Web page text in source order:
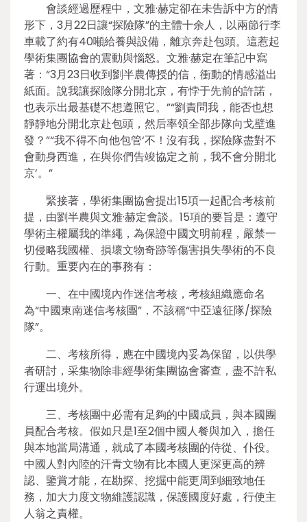
會談經過歷程中，文雅·赫定卻在未告訴中方的情
形下，3月22日讓“探險隊”的主體十余人，以兩節行李
車載了約有40噸給養與設備，離京奔赴包頭。這惹起
學術集團協會的震動與惱怒。文雅·赫定在筆記中寫
著：“3月23日收到劉半農傳授的信，衝動的情感溢出
紙面。說我讓探險隊分開北京，有悖于先前的許諾，
也表示出最基礎不想遵照它。”“劉責問我，能否也想
靜靜地分開北京赴包頭，然后率領全部步隊向戈壁進
發？”“我不得不向他包管‘不！沒有我，探險隊盡對不
會動身西進，在與你們告竣協定之前，我不會分開北
京’。”
緊接著，學術集團協會提出15項一起配合考核前
提，由劉半農與文雅·赫定會談。15項的要旨是：遵守
學術主權屬我的準繩，為保證中國文明前程，嚴禁一
切侵略我國權、損壞文物奇跡等傷害損失學術的不良
行動。重要內在的事務有：
一、在中國境內作迷信考核，考核組織應命名
為“中國東南迷信考核團”，不該稱“中亞遠征隊/探險
隊”。
二、考核所得，應在中國境內妥為保留，以供學
者研討，采集物除非經學術集團協會審查，盡不許私
行運出境外。
三、考核團中必需有足夠的中國成員，與本國團
員配合考核。假如只是1至2個中國人餐與加入，擔任
與本地當局溝通，就成了本國考核團的侍從、仆役。
中國人對內陸的汗青文物有比本國人更深更高的辨
認、鑒賞才能，在勘探、挖掘中能更周到細致地任
務，加大力度文物維護認識，保護國度好處，行使主
人翁之責權。